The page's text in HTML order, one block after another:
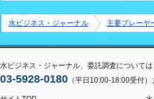
水ビジネス・ジャーナル 主要プレーヤ
水ビジネス・ジャーナル、委託調査については
03-5928-0180 （平日10:00-18:00受付